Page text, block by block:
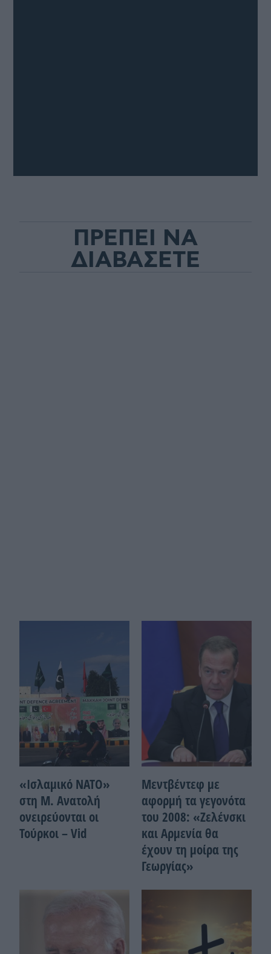
ΠΡΕΠΕΙ ΝΑ
ΔΙΑΒΑΣΕΤΕ
«Ισλαμικό ΝΑΤΟ»
στη Μ. Ανατολή
ονειρεύονται οι
Τούρκοι – Vid
Μεντβέντεφ με
αφορμή τα γεγονότα
του 2008: «Ζελένσκι
και Αρμενία θα
έχουν τη μοίρα της
Γεωργίας»